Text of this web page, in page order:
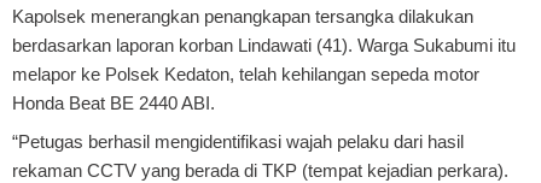
Kapolsek menerangkan penangkapan tersangka dilakukan
berdasarkan laporan korban Lindawati (41). Warga Sukabumi itu
melapor ke Polsek Kedaton, telah kehilangan sepeda motor
Honda Beat BE 2440 ABI.
“Petugas berhasil mengidentifikasi wajah pelaku dari hasil
rekaman CCTV yang berada di TKP (tempat kejadian perkara).